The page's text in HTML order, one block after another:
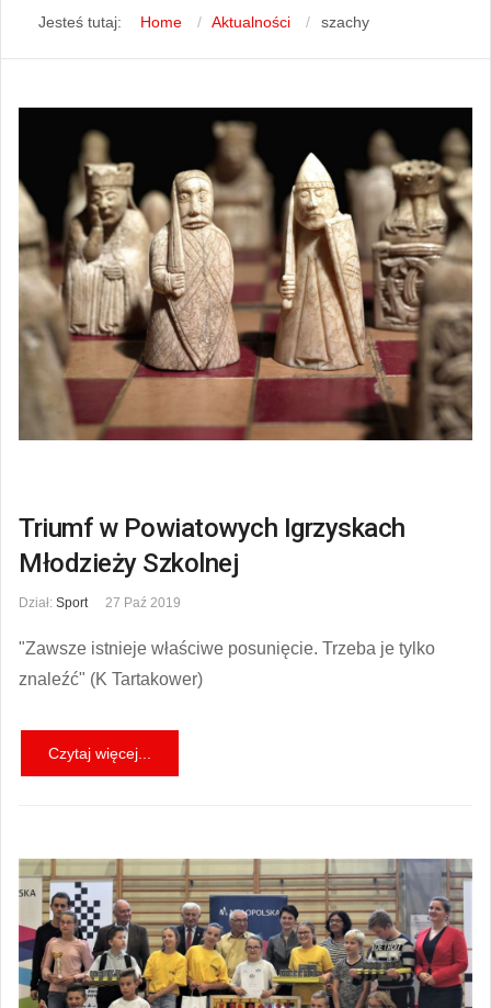
Jesteś tutaj: Home Aktualności szachy
Triumf w Powiatowych Igrzyskach
Młodzieży Szkolnej
Dział: Sport 27 Paź 2019
"Zawsze istnieje właściwe posunięcie. Trzeba je tylko
znaleźć" (K Tartakower)
Czytaj więcej...